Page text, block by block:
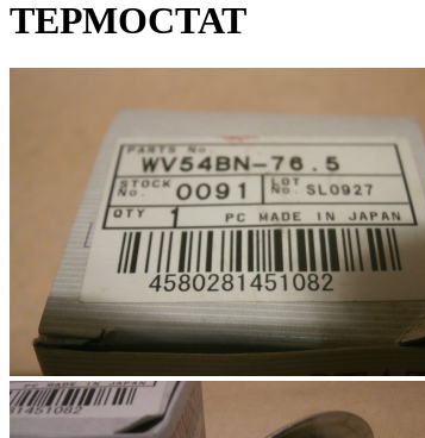
ТЕРМОСТАТ